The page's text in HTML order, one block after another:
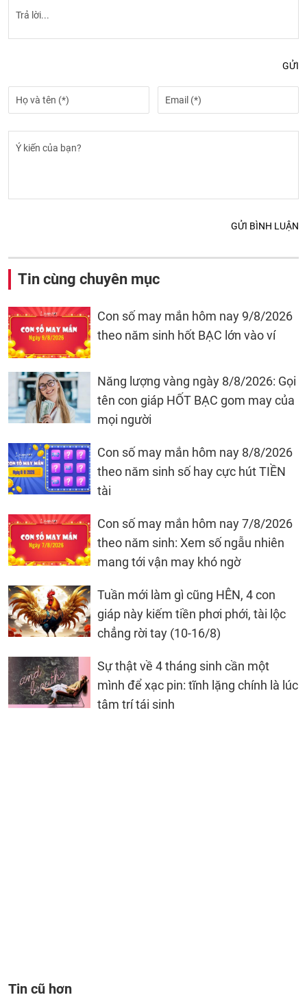
GỬI
GỬI BÌNH LUẬN
Tin cùng chuyên mục
Con số may mắn hôm nay 9/8/2026
theo năm sinh hốt BẠC lớn vào ví
Năng lượng vàng ngày 8/8/2026: Gọi
tên con giáp HỐT BẠC gom may của
mọi người
Con số may mắn hôm nay 8/8/2026
theo năm sinh số hay cực hút TIỀN
tài
Con số may mắn hôm nay 7/8/2026
theo năm sinh: Xem số ngẫu nhiên
mang tới vận may khó ngờ
Tuần mới làm gì cũng HÊN, 4 con
giáp này kiếm tiền phơi phới, tài lộc
chẳng rời tay (10-16/8)
Sự thật về 4 tháng sinh cần một
mình để xạc pin: tĩnh lặng chính là lúc
tâm trí tái sinh
Tin cũ hơn